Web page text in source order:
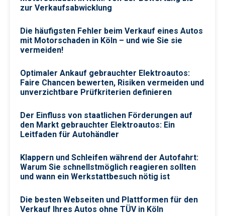
zur Verkaufsabwicklung
Die häufigsten Fehler beim Verkauf eines Autos
mit Motorschaden in Köln – und wie Sie sie
vermeiden!
Optimaler Ankauf gebrauchter Elektroautos:
Faire Chancen bewerten, Risiken vermeiden und
unverzichtbare Prüfkriterien definieren
Der Einfluss von staatlichen Förderungen auf
den Markt gebrauchter Elektroautos: Ein
Leitfaden für Autohändler
Klappern und Schleifen während der Autofahrt:
Warum Sie schnellstmöglich reagieren sollten
und wann ein Werkstattbesuch nötig ist
Die besten Webseiten und Plattformen für den
Verkauf Ihres Autos ohne TÜV in Köln